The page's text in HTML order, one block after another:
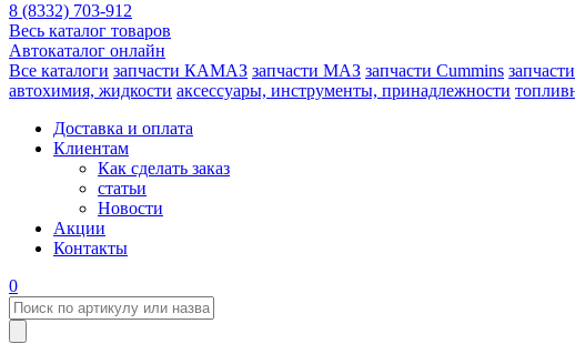
8 (8332) 703-912
Весь каталог товаров
Автокаталог онлайн
Все каталоги запчасти КАМАЗ запчасти МАЗ запчасти Cummins
автохимия, жидкости аксессуары, инструменты, принадлежности
Доставка и оплата
Клиентам
Как сделать заказ
статьи
Новости
Акции
Контакты
0